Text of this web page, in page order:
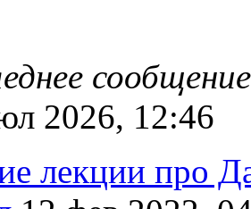
2026, 12:46
лекции про